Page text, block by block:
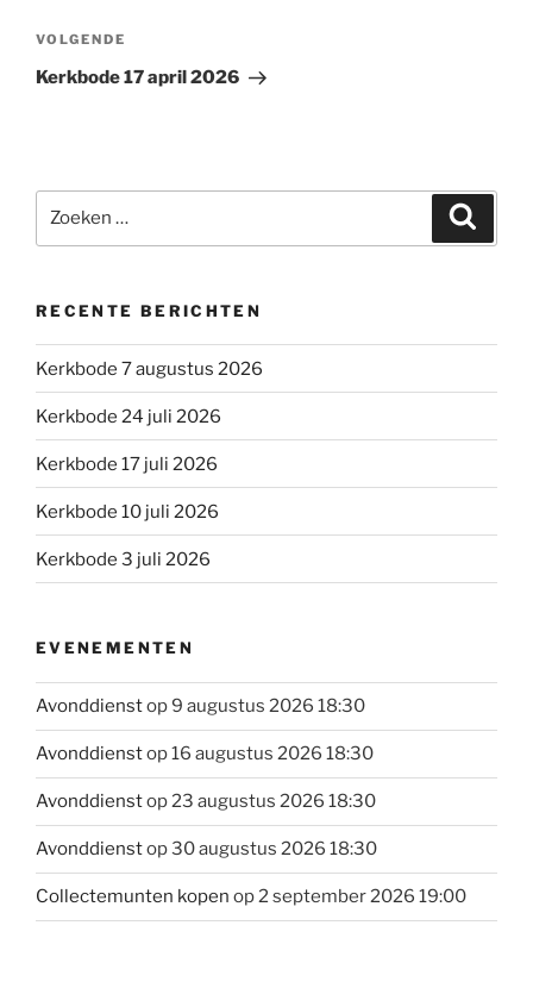
Volgend
bericht
VOLGENDE
Kerkbode 17 april 2026
naar:
RECENTE BERICHTEN
Kerkbode 7 augustus 2026
Kerkbode 24 juli 2026
Kerkbode 17 juli 2026
Kerkbode 10 juli 2026
Kerkbode 3 juli 2026
EVENEMENTEN
Avonddienstop 9 augustus 2026 18:30
Avonddienstop 16 augustus 2026 18:30
Avonddienstop 23 augustus 2026 18:30
Avonddienstop 30 augustus 2026 18:30
Collectemunten kopen op 2 september 2026 19:00